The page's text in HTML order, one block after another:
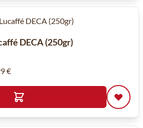
DECA (250gr)
€